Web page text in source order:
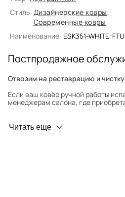
Стиль Дизайнерские ковры,
Современные ковры
Наименование ESK351-WHITE-
Постпродажное
Отвозим на реставрацию и
Если ваш ковёр ручной работы
менеджерам салона, где
Профилактика износа
Читать еще